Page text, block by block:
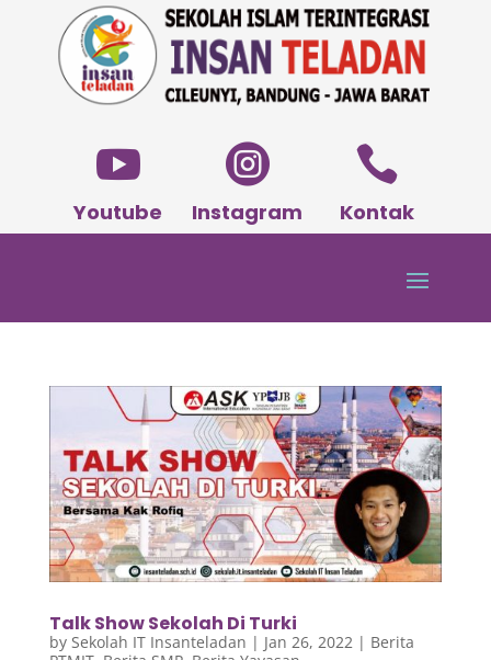

Kontak

Instagram

Youtube
Talk Show Sekolah Di Turki
by Sekolah IT Insanteladan | Jan 26, 2022| Berita